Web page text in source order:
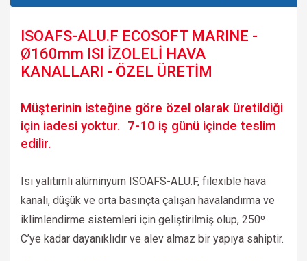
ISOAFS-ALU.F ECOSOFT MARINE -
Ø160mm ISI İZOLELİ HAVA
KANALLARI - ÖZEL ÜRETİM
Müşterinin isteğine göre özel olarak üretildiği
için iadesi yoktur. 7-10 iş günü içinde teslim
edilir.
Isı yalıtımlı alüminyum ISOAFS-ALU.F, filexible hava
kanalı, düşük ve orta basınçta çalışan havalandırma ve
iklimlendirme sistemleri için geliştirilmiş olup, 250º
C’ye kadar dayanıklıdır ve alev almaz bir yapıya sahiptir.